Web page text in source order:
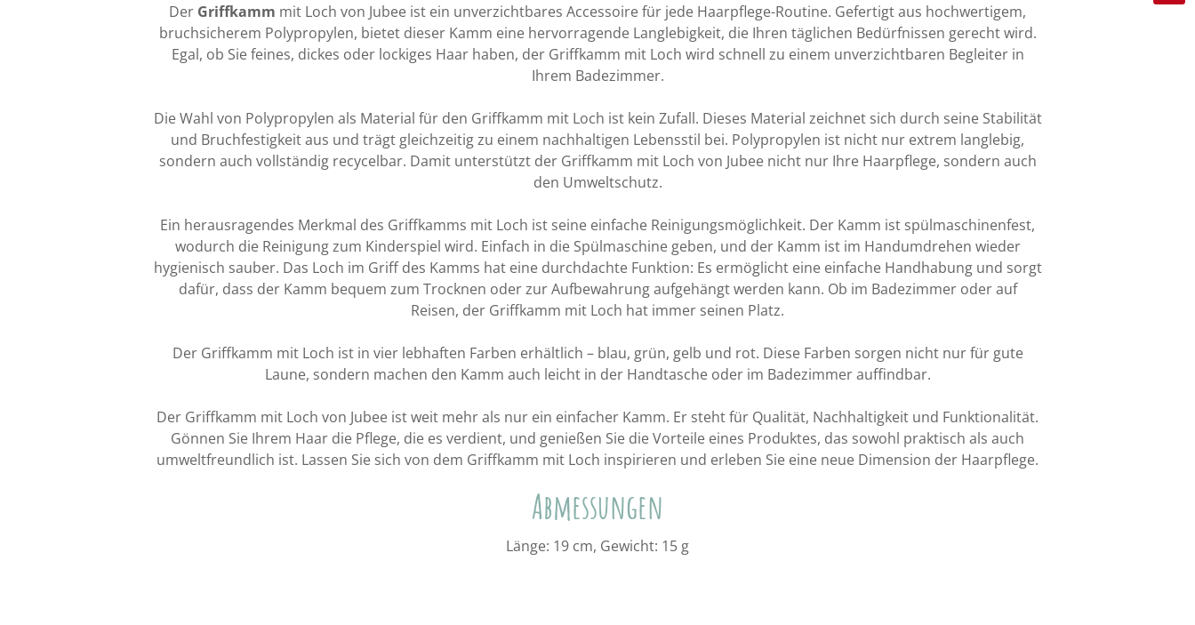
Der Griffkamm mit Loch von Jubee ist ein unverzichtbares Accessoire für jede Haarpflege-Routine. Gefertigt aus hochwertigem,
bruchsicherem Polypropylen, bietet dieser Kamm eine hervorragende Langlebigkeit, die Ihren täglichen Bedürfnissen gerecht wird.
Egal, ob Sie feines, dickes oder lockiges Haar haben, der Griffkamm mit Loch wird schnell zu einem unverzichtbaren Begleiter in
Ihrem Badezimmer.
Die Wahl von Polypropylen als Material für den Griffkamm mit Loch ist kein Zufall. Dieses Material zeichnet sich durch seine Stabilität
und Bruchfestigkeit aus und trägt gleichzeitig zu einem nachhaltigen Lebensstil bei. Polypropylen ist nicht nur extrem langlebig,
sondern auch vollständig recycelbar. Damit unterstützt der Griffkamm mit Loch von Jubee nicht nur Ihre Haarpflege, sondern auch
den Umweltschutz.
Ein herausragendes Merkmal des Griffkamms mit Loch ist seine einfache Reinigungsmöglichkeit. Der Kamm ist spülmaschinenfest,
wodurch die Reinigung zum Kinderspiel wird. Einfach in die Spülmaschine geben, und der Kamm ist im Handumdrehen wieder
hygienisch sauber. Das Loch im Griff des Kamms hat eine durchdachte Funktion: Es ermöglicht eine einfache Handhabung und sorgt
dafür, dass der Kamm bequem zum Trocknen oder zur Aufbewahrung aufgehängt werden kann. Ob im Badezimmer oder auf
Reisen, der Griffkamm mit Loch hat immer seinen Platz.
Der Griffkamm mit Loch ist in vier lebhaften Farben erhältlich – blau, grün, gelb und rot. Diese Farben sorgen nicht nur für gute
Laune, sondern machen den Kamm auch leicht in der Handtasche oder im Badezimmer auffindbar.
Der Griffkamm mit Loch von Jubee ist weit mehr als nur ein einfacher Kamm. Er steht für Qualität, Nachhaltigkeit und Funktionalität.
Gönnen Sie Ihrem Haar die Pflege, die es verdient, und genießen Sie die Vorteile eines Produktes, das sowohl praktisch als auch
umweltfreundlich ist. Lassen Sie sich von dem Griffkamm mit Loch inspirieren und erleben Sie eine neue Dimension der Haarpflege.
Abmessungen
Länge: 19 cm, Gewicht: 15 g